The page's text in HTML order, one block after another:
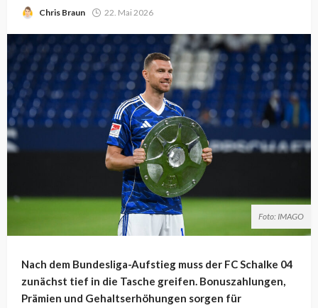
Chris Braun 22. Mai 2026
Foto: IMAGO
Nach dem Bundesliga-Aufstieg muss der FC Schalke 04
zunächst tief in die Tasche greifen. Bonuszahlungen,
Prämien und Gehaltserhöhungen sorgen für